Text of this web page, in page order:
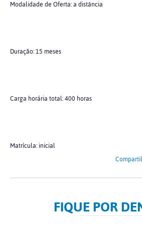
Modalidade de Oferta: a distância
Duração: 15 meses
Carga horária total: 400 horas
Matrícula: inicial
FIQUE POR